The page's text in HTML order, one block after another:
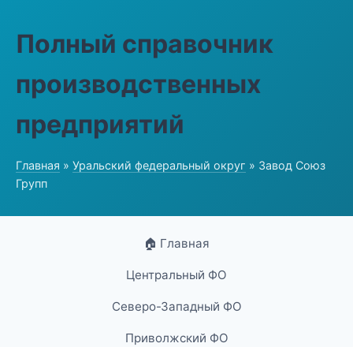
Полный справочник
производственных
предприятий
Главная » Уральский федеральный округ » Завод Союз
Групп
🏠 Главная
Центральный ФО
Северо-Западный ФО
Приволжский ФО